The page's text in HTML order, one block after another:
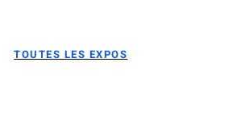
TOUTES LES EXPOS